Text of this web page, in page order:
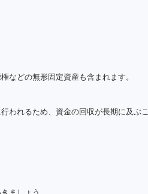
などの無形固定資産も含まれます。
われるため、資金の回収が長期に及ぶこ